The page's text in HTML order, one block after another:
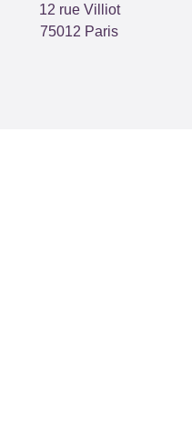
12 rue Villiot
75012 Paris